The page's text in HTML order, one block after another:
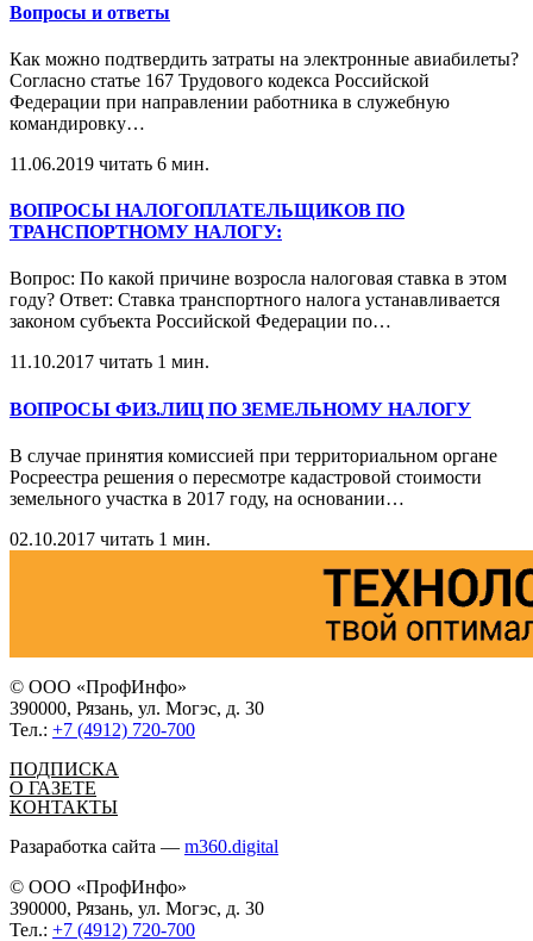
Вопросы и ответы
Как можно подтвердить затраты на электронные авиабилеты?
Согласно статье 167 Трудового кодекса Российской
Федерации при направлении работника в служебную
командировку…
11.06.2019 читать 6 мин.
ВОПРОСЫ НАЛОГОПЛАТЕЛЬЩИКОВ ПО
ТРАНСПОРТНОМУ НАЛОГУ:
Вопрос: По какой причине возросла налоговая ставка в этом
году? Ответ: Ставка транспортного налога устанавливается
законом субъекта Российской Федерации по…
11.10.2017 читать 1 мин.
ВОПРОСЫ ФИЗ.ЛИЦ ПО ЗЕМЕЛЬНОМУ НАЛОГУ
В случае принятия комиссией при территориальном органе
Росреестра решения о пересмотре кадастровой стоимости
земельного участка в 2017 году, на основании…
02.10.2017 читать 1 мин.
© ООО «ПрофИнфо»
390000, Рязань, ул. Могэс, д. 30
Тел.: +7 (4912) 720-700
ПОДПИСКА
О ГАЗЕТЕ
КОНТАКТЫ
Разаработка сайта — m360.digital
© ООО «ПрофИнфо»
390000, Рязань, ул. Могэс, д. 30
Тел.: +7 (4912) 720-700